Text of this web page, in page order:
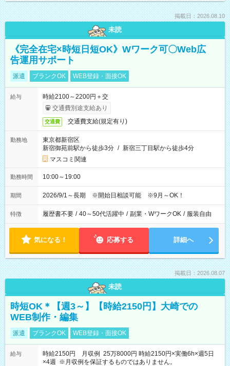
掲載日：2026.08.10
未読
《完全在宅×時短日短OK》Wワーク可〇Web広
告運用サポート
派遣 ブランクOK WEB登録・面接OK
給与
時給2100～2200円＋交
交通費別途支給あり
交通費 交通費支給(規定有り)
勤務地
東京都新宿区
新宿御苑前駅から徒歩3分 / 新宿三丁目駅から徒歩4分
マスコミ関連
勤務時間 10:00～19:00
期間 2026/9/1～長期 ※開始日相談可能 ※9月～OK！
特徴 履歴書不要 / 40～50代活躍中 / 副業・WワークOK / 服装自由
気になる！ 応募する 詳細へ
掲載日：2026.08.07
未読
時短OK＊【週3～】【時給2150円】大崎での
WEB制作・編集
派遣 ブランクOK WEB登録・面接OK
給与
時給2150円 月収例 25万8000円 時給2150円×実働6h×週5日
×4週 ※月収例を保証するものではありません。